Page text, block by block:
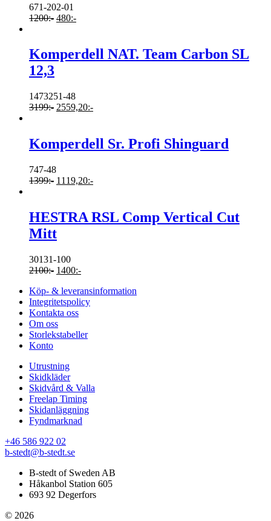
671-202-01
1200:- 480:-
Komperdell NAT. Team Carbon SL
12,3
1473251-48
3199:- 2559,20:-
Komperdell Sr. Profi Shinguard
747-48
1399:- 1119,20:-
HESTRA RSL Comp Vertical Cut
Mitt
30131-100
2100:- 1400:-
Köp- & leveransinformation
Integritetspolicy
Kontakta oss
Om oss
Storlekstabeller
Konto
Utrustning
Skidkläder
Skidvård & Valla
Freelap Timing
Skidanläggning
Fyndmarknad
+46 586 922 02
b-stedt@b-stedt.se
B-stedt of Sweden AB
Håkanbol Station 605
693 92 Degerfors
© 2026